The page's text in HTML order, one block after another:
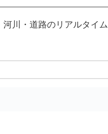
川・道路のリアルタイム